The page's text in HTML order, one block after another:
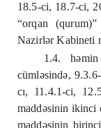
18.5-ci, 18.7-ci,
“orqan (qurum)”
Nazirlər Kabineti
1.4.
cümləsində,
cı, 11.4.1-ci,
maddəsinin ikinci
maddəsinin